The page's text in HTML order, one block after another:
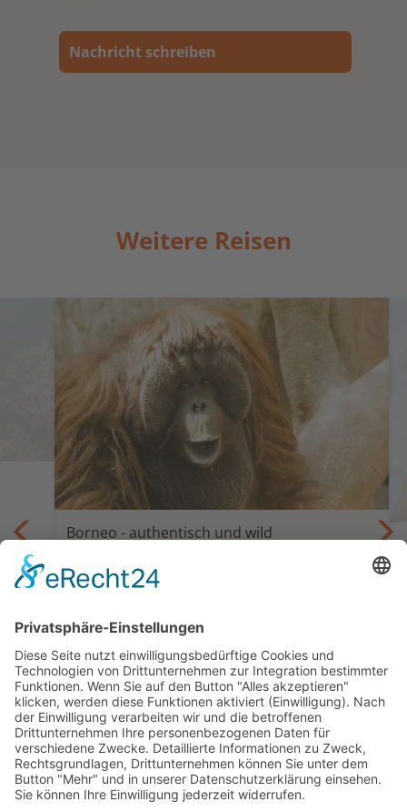
Nachricht schreiben
Weitere Reisen
Borneo - authentisch und wild
Privatreise Borneo - Natur und Kultur
ab 2.485,— €